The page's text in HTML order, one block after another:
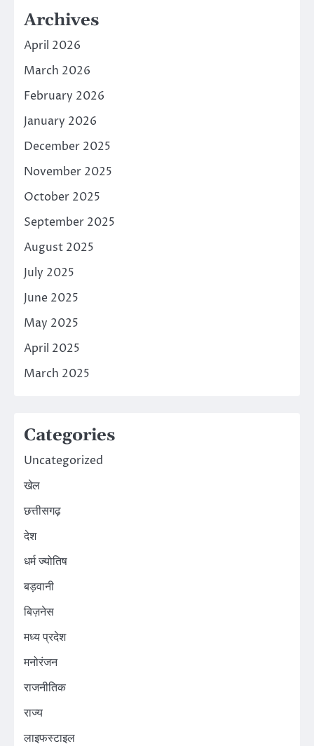
Archives
April 2026
March 2026
February 2026
January 2026
December 2025
November 2025
October 2025
September 2025
August 2025
July 2025
June 2025
May 2025
April 2025
March 2025
Categories
Uncategorized
खेल
छत्तीसगढ़
देश
धर्म ज्योतिष
बड़वानी
बिज़नेस
मध्य प्रदेश
मनोरंजन
राजनीतिक
राज्य
लाइफस्टाइल